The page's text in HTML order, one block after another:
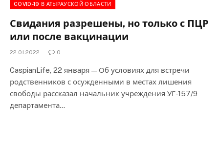
COVID-19 В АТЫРАУСКОЙ ОБЛАСТИ
Свидания разрешены, но только с ПЦР
или после вакцинации
22.01.2022 0
CaspianLife, 22 января — Об условиях для встречи
родственников с осужденными в местах лишения
свободы рассказал начальник учреждения УГ-157/9
департамента…